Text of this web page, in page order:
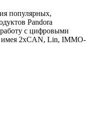
популярных,
Pandora
с цифровыми
2хCAN, Lin, IMMO-